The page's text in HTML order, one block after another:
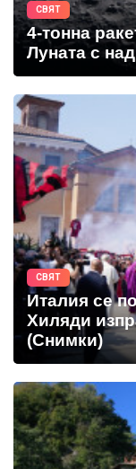
СВЯТ
4-тонна
Луната с
СВЯТ
Италия се
Хиляди
(Снимки)